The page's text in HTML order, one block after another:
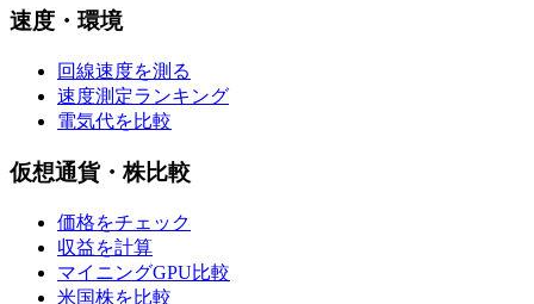
速度・環境
回線速度を測る
速度測定ランキング
電気代を比較
仮想通貨・株比較
価格をチェック
収益を計算
マイニングGPU比較
米国株を比較